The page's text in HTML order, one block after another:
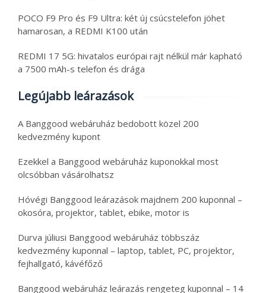
POCO F9 Pro és F9 Ultra: két új csúcstelefon jöhet
hamarosan, a REDMI K100 után
REDMI 17 5G: hivatalos európai rajt nélkül már kapható
a 7500 mAh-s telefon és drága
Legújabb leárazások
A Banggood webáruház bedobott közel 200
kedvezmény kupont
Ezekkel a Banggood webáruház kuponokkal most
olcsóbban vásárolhatsz
Hóvégi Banggood leárazások majdnem 200 kuponnal –
okosóra, projektor, tablet, ebike, motor is
Durva júliusi Banggood webáruház többszáz
kedvezmény kuponnal – laptop, tablet, PC, projektor,
fejhallgató, kávéfőző
Banggood webáruház leárazás rengeteg kuponnal – 14